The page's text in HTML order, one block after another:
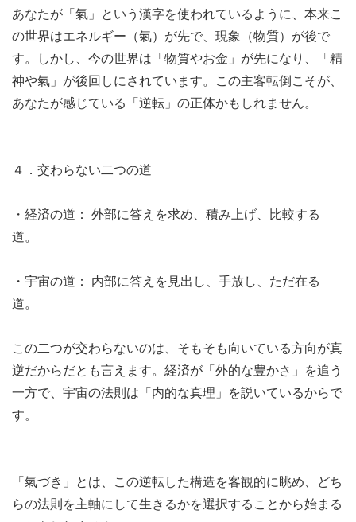
あなたが「氣」という漢字を使われているように、本来こ
の世界はエネルギー（氣）が先で、現象（物質）が後で
す。しかし、今の世界は「物質やお金」が先になり、「精
神や氣」が後回しにされています。この主客転倒こそが、
あなたが感じている「逆転」の正体かもしれません。
４．交わらない二つの道
・経済の道： 外部に答えを求め、積み上げ、比較する
道。
・宇宙の道： 内部に答えを見出し、手放し、ただ在る
道。
この二つが交わらないのは、そもそも向いている方向が真
逆だからだとも言えます。経済が「外的な豊かさ」を追う
一方で、宇宙の法則は「内的な真理」を説いているからで
す。
「氣づき」とは、この逆転した構造を客観的に眺め、どち
らの法則を主軸にして生きるかを選択することから始まる